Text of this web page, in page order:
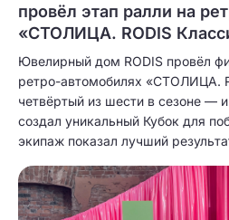
провёл этап ралли на
«СТОЛИЦА. RODIS
Ювелирный дом RODIS провёл
ретро-автомобилях «СТОЛИЦА.
четвёртый из шести в сезоне —
создал уникальный Кубок для
экипаж показал лучший